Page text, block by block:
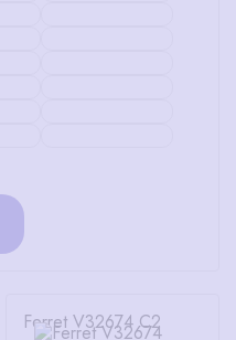
Ferret V32674 C2